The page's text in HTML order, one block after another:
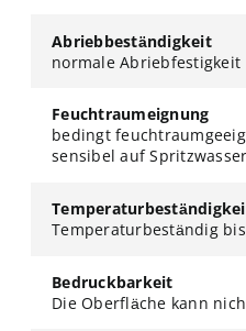
Abriebbeständigkeit
normale Abriebfestigkeit
Feuchtraumeignung
bedingt
sensibel auf Spritzwasser
Temperaturbeständig bis
Bedruckbarkeit
Die Oberfläche kann